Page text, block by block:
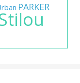
PARKER